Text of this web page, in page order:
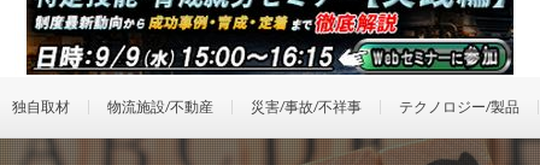
独自取材 物流施設/不動産 災害/事故/不祥事 テクノロジー/製品